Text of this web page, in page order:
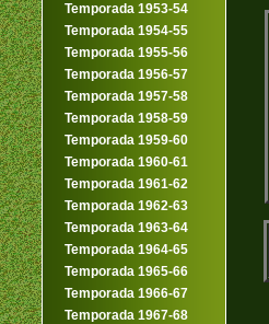
Temporada 1953-54
Temporada 1954-55
Temporada 1955-56
Temporada 1956-57
Temporada 1957-58
Temporada 1958-59
Temporada 1959-60
Temporada 1960-61
Temporada 1961-62
Temporada 1962-63
Temporada 1963-64
Temporada 1964-65
Temporada 1965-66
Temporada 1966-67
Temporada 1967-68